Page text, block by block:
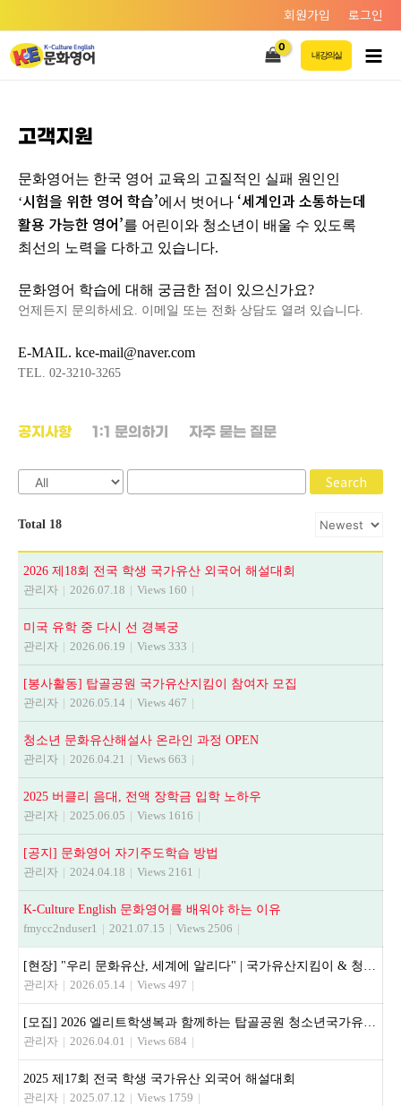
회원가입 로그인
내 강의실
고객지원
문화영어는 한국 영어 교육의 고질적인 실패 원인인
‘시험을 위한 영어 학습’에서 벗어나 ‘세계인과 소통하는데
활용 가능한 영어’를 어린이와 청소년이 배울 수 있도록
최선의 노력을 다하고 있습니다.
문화영어 학습에 대해 궁금한 점이 있으신가요?
언제든지 문의하세요. 이메일 또는 전화 상담도 열려 있습니다.
E-MAIL. kce-mail@naver.com
TEL. 02-3210-3265
공지사항 1:1 문의하기 자주 묻는 질문
Search
Total 18
2026 제18회 전국 학생 국가유산 외국어 해설대회
관리자 | 2026.07.18 | Views 160 |
미국 유학 중 다시 선 경복궁
관리자 | 2026.06.19 | Views 333 |
[봉사활동] 탑골공원 국가유산지킴이 참여자 모집
관리자 | 2026.05.14 | Views 467 |
청소년 문화유산해설사 온라인 과정 OPEN
관리자 | 2026.04.21 | Views 663 |
2025 버클리 음대, 전액 장학금 입학 노하우
관리자 | 2025.06.05 | Views 1616 |
[공지] 문화영어 자기주도학습 방법
관리자 | 2024.04.18 | Views 2161 |
K-Culture English 문화영어를 배워야 하는 이유
fmycc2nduser1 | 2021.07.15 | Views 2506 |
[현장] "우리 문화유산, 세계에 알리다" | 국가유산지킴이 & 청소년 문화유산해설사 활동기
관리자 | 2026.05.14 | Views 497 |
[모집] 2026 엘리트학생복과 함께하는 탑골공원 청소년국가유산지킴이
관리자 | 2026.04.01 | Views 684 |
2025 제17회 전국 학생 국가유산 외국어 해설대회
관리자 | 2025.07.12 | Views 1759 |